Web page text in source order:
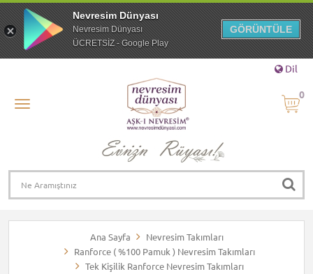
Dil
0
Ana Sayfa
Nevresim Takımları
Ranforce ( %100 Pamuk ) Nevresim Takımları
Tek Kişilik Ranforce Nevresim Takımları
Nevresim Dünyası
Nevresim Dünyası
ÜCRETSİZ - Google Play
GÖRÜNTÜLE